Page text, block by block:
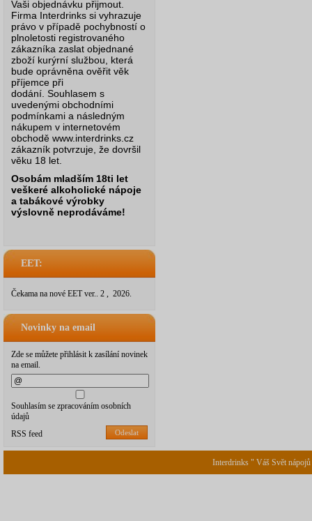
Vaši objednávku přijmout.
Firma Interdrinks si vyhrazuje
právo v případě pochybností o
plnoletosti registrovaného
zákazníka zaslat objednané
zboží kurýrní službou, která
bude oprávněna ověřit věk
příjemce při
dodání. Souhlasem s
uvedenými obchodními
podmínkami a následným
nákupem v internetovém
obchodě www.interdrinks.cz
zákazník potvrzuje, že dovršil
věku 18 let.
Osobám mladším 18ti let
veškeré alkoholické nápoje
a tabákové výrobky
výslovně neprodáváme!
EET:
Čekama na nové EET ver.. 2 , 2026.
Novinky na email
Zde se můžete přihlásit k zasílání novinek
na email.
Souhlasím se zpracováním osobních
údajů
Odeslat
RSS feed
Interdrinks " Váš Svět